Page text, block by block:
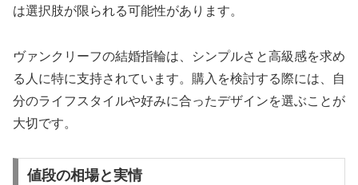
は選択肢が限られる可能性があります。
ヴァンクリーフの結婚指輪は、シンプルさと高級感を求め
る人に特に支持されています。購入を検討する際には、自
分のライフスタイルや好みに合ったデザインを選ぶことが
大切です。
値段の相場と実情